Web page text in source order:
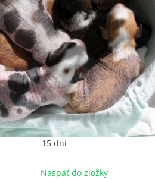
15 dní
Naspäť do zložky